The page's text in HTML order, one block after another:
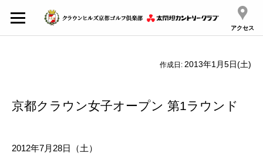
アクセス
作成日: 2013年1月5日(土)
京都クラウン女子オープン 第1ラウンド
2012年7月28日（土）